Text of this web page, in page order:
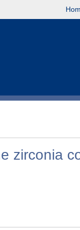
zirconia